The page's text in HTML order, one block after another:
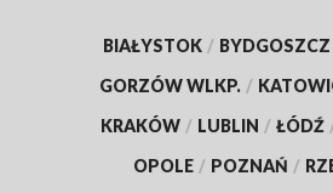
BIAŁYSTOK / BYDGOSZCZ
GORZÓW WLKP. /
KRAKÓW / LUBLIN / ŁÓDŹ
OPOLE / POZNAŃ /